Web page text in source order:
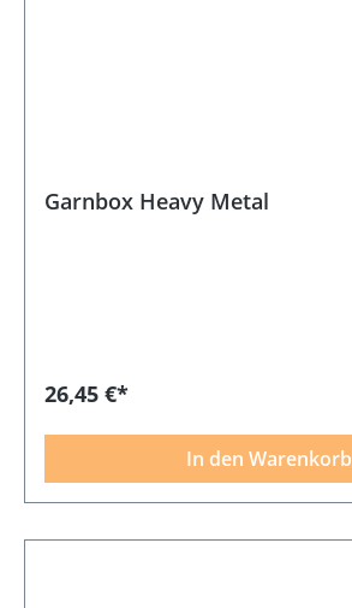
Garnbox Heavy Metal
26,45 €*
In den Warenkorb